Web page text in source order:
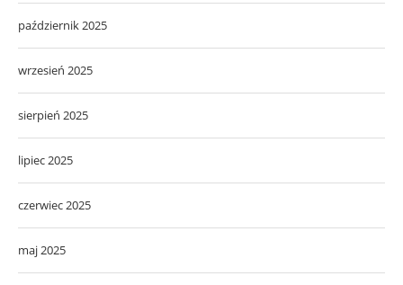
październik 2025
wrzesień 2025
sierpień 2025
lipiec 2025
czerwiec 2025
maj 2025